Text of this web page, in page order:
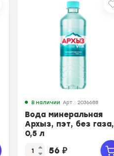
В наличии Арт.: 2036688
Вода минеральная
Архыз, пэт, без газа,
0,5 л
56 ₽